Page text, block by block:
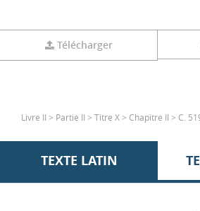
Télécharger
Livre II > Partie II > Titre X > Chapitre II > C.
TEXTE LATIN